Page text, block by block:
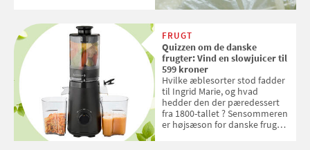
FRUGT
Quizzen om de danske
frugter: Vind en slowjuicer til
599 kroner
Hvilke æblesorter stod fadder
til Ingrid Marie, og hvad
hedder den der pæredessert
fra 1800-tallet ? Sensommeren
er højsæson for danske fruger,